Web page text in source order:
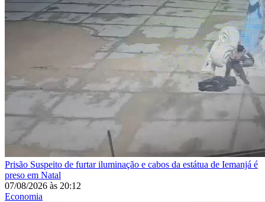
Prisão Suspeito de furtar iluminação e cabos da estátua de Iemanjá é
preso em Natal
07/08/2026 às 20:12
Economia